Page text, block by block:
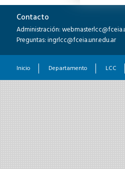
Contacto
Administración:
Preguntas: ingrlcc@fceia.unr.edu.ar
Inicio Departamento LCC